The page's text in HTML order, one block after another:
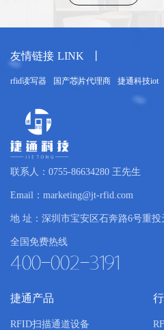
友情链接 LINK
rfid读写器 国产芯片代理商 捷通科技iot
联系人：0755-86634280 王先生
Email：marketing@jt-rfid.com
地 址：深圳市宝安区石奔路6号重
全国免费热线
400-002-3191
捷通产品
RFID扫描通道设备